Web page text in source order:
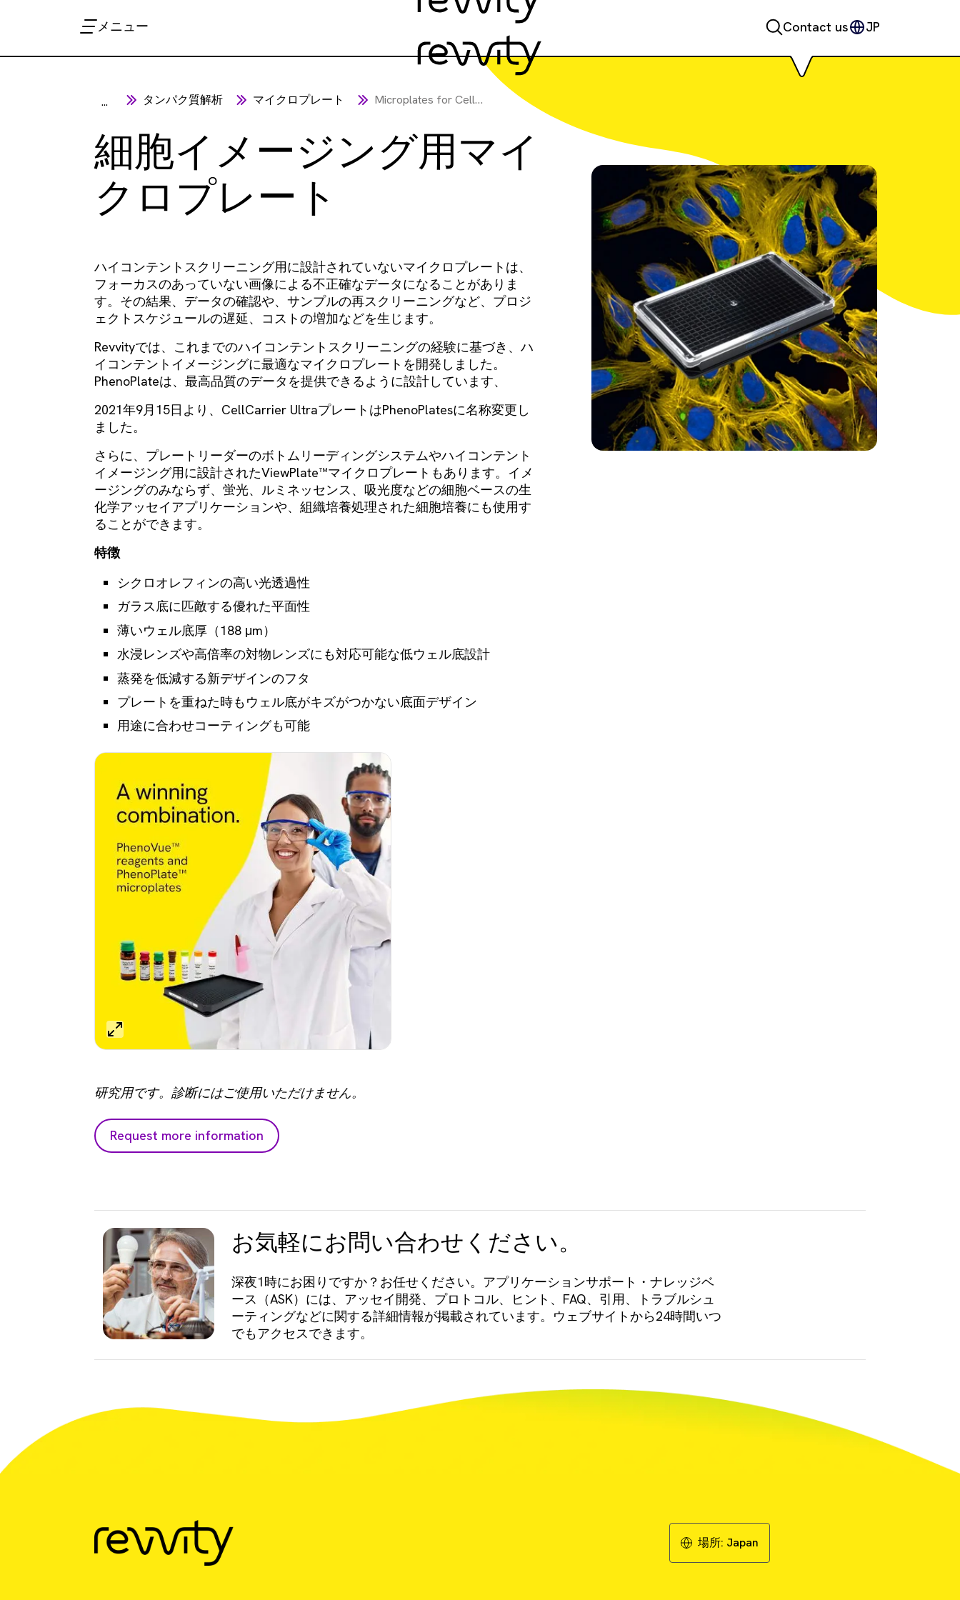
メニュー Contact us JP
... タンパク質解析 マイクロプレート Microplates for Cell imaging
細胞イメージング用マイ
クロプレート
ハイコンテントスクリーニング用に設計されていないマイクロプレートは、
フォーカスのあっていない画像による不正確なデータになることがありま
す。その結果、データの確認や、サンプルの再スクリーニングなど、プロジ
ェクトスケジュールの遅延、コストの増加などを生じます。
Revvityでは、これまでのハイコンテントスクリーニングの経験に基づき、ハ
イコンテントイメージングに最適なマイクロプレートを開発しました。
PhenoPlateは、最高品質のデータを提供できるように設計しています、
2021年9月15日より、CellCarrier UltraプレートはPhenoPlatesに名称変更し
ました。
さらに、プレートリーダーのボトムリーディングシステムやハイコンテント
イメージング用に設計されたViewPlate™マイクロプレートもあります。イメ
ージングのみならず、蛍光、ルミネッセンス、吸光度などの細胞ベースの生
化学アッセイアプリケーションや、組織培養処理された細胞培養にも使用す
ることができます。
特徴
シクロオレフィンの高い光透過性​
ガラス底に匹敵する優れた平面性​
薄いウェル底厚（188 μm）​
水浸レンズや高倍率の対物レンズにも対応可能な低ウェル底設計​
蒸発を低減する新デザインのフタ​
プレートを重ねた時もウェル底がキズがつかない底面デザイン​
用途に合わせコーティングも可能
研究用です。診断にはご使用いただけません。
Request more information
お気軽にお問い合わせください。
深夜1時にお困りですか？お任せください。アプリケーションサポート・ナレッジベ
ース（ASK）には、アッセイ開発、プロトコル、ヒント、FAQ、引用、トラブルシュ
ーティングなどに関する詳細情報が掲載されています。ウェブサイトから24時間いつ
でもアクセスできます。
場所: Japan